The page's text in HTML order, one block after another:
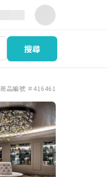
搜尋
商品編號 ＃416461